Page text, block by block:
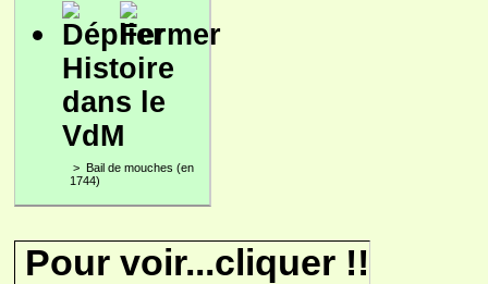
Histoire
dans le
VdM
> Bail de mouches (en
1744)
Pour voir...cliquer !!